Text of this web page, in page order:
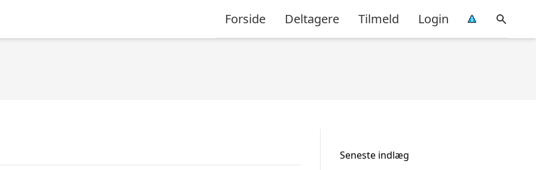
Forside Deltagere Tilmeld Login
Seneste indlæg